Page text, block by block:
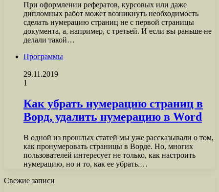
При оформлении рефератов, курсовых или даже
дипломных работ может возникнуть необходимость
сделать нумерацию страниц не с первой страницы
документа, а, например, с третьей. И если вы раньше не
делали такой…
Программы
29.11.2019
1
Как убрать нумерацию страниц в
Ворд, удалить нумерацию в Word
В одной из прошлых статей мы уже рассказывали о том,
как пронумеровать страницы в Ворде. Но, многих
пользователей интересует не только, как настроить
нумерацию, но и то, как ее убрать.…
Свежие записи